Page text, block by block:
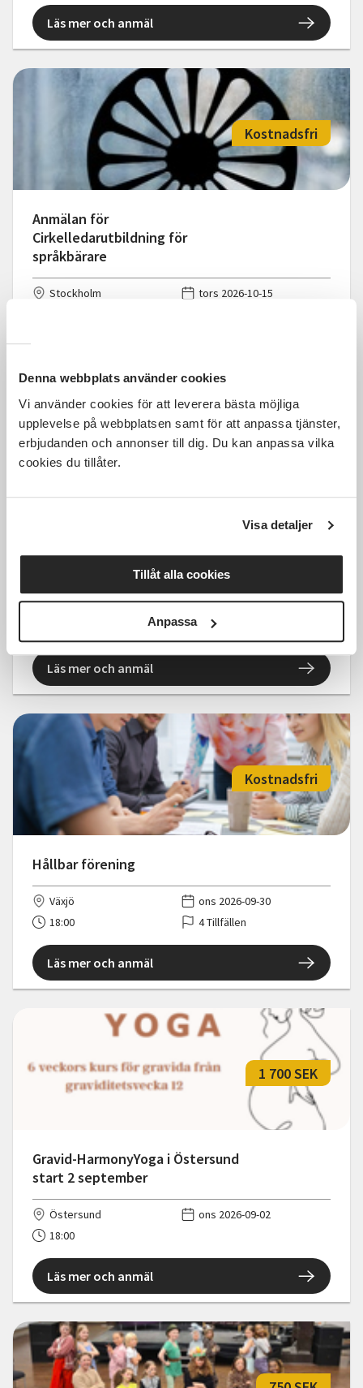
Denna webbplats använder cookies
Vi använder cookies för att leverera bästa möjliga
upplevelse på webbplatsen samt för att anpassa tjänster,
erbjudanden och annonser till dig. Du kan anpassa vilka
cookies du tillåter.
Visa detaljer
Tillåt alla cookies
Anpassa
Läs mer och anmäl
Anmälan för
Cirkelledarutbildning för
språkbärare
Kostnadsfri
Stockholm
tors 2026-10-15
Läs och berätta - Allas
Halmstad
ons 2026-09-23
4 Tillfällen
Läs mer och anmäl
Hållbar förening
Kostnadsfri
Växjö
ons 2026-09-30
18:00
4 Tillfällen
Läs mer och anmäl
Gravid-HarmonyYoga i Östersund
start 2 september
1 700 SEK
Östersund
ons 2026-09-02
18:00
Läs mer och anmäl